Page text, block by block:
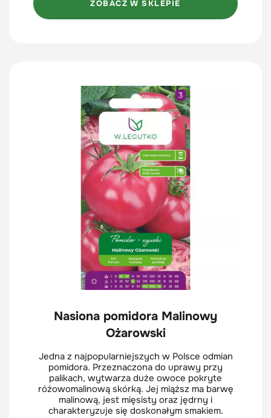
ZOBACZ W SKLEPIE
Nasiona pomidora Malinowy
Ożarowski
Jedna z najpopularniejszych w Polsce odmian
pomidora. Przeznaczona do uprawy przy
palikach, wytwarza duże owoce pokryte
różowomalinową skórką. Jej miąższ ma barwę
malinową, jest mięsisty oraz jędrny i
charakteryzuje się doskonałym smakiem.